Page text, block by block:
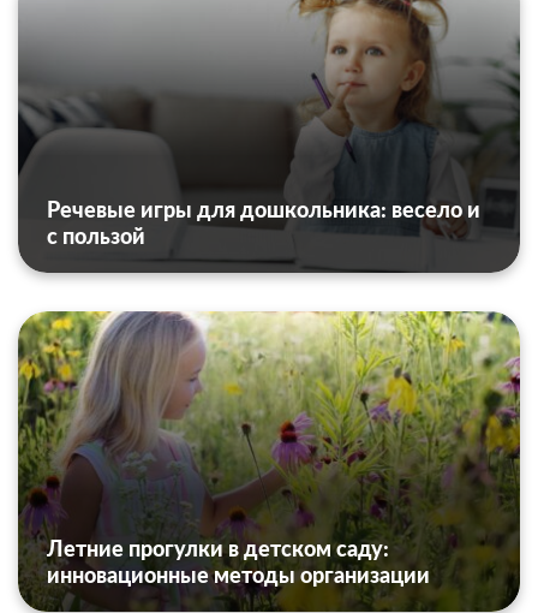
Речевые игры для дошкольника: весело и
с пользой
Летние прогулки в детском саду:
инновационные методы организации